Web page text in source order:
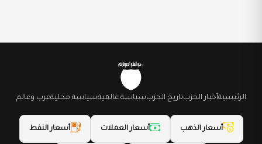
الرئيسيةأخبار الحزبتاريخ الحزبسياسة عالميةسياسة محليةعرب وعالم
أسعار الذهب أسعار العملات أسعار النفط